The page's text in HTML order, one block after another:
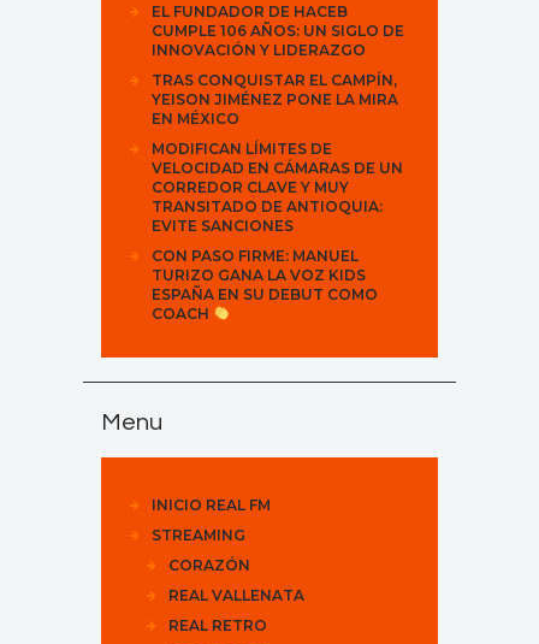
EL FUNDADOR DE HACEB
CUMPLE 106 AÑOS: UN SIGLO DE
INNOVACIÓN Y LIDERAZGO
TRAS CONQUISTAR EL CAMPÍN,
YEISON JIMÉNEZ PONE LA MIRA
EN MÉXICO
MODIFICAN LÍMITES DE
VELOCIDAD EN CÁMARAS DE UN
CORREDOR CLAVE Y MUY
TRANSITADO DE ANTIOQUIA:
EVITE SANCIONES
CON PASO FIRME: MANUEL
TURIZO GANA LA VOZ KIDS
ESPAÑA EN SU DEBUT COMO
COACH
Menu
INICIO REAL FM
STREAMING
CORAZÓN
REAL VALLENATA
REAL RETRO